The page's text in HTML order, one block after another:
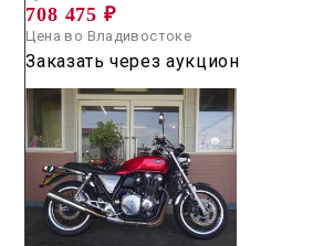
708 475 ₽
Цена во Владивостоке
Заказать через аукцион